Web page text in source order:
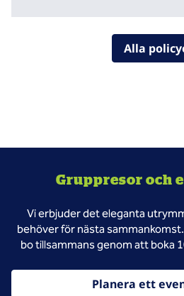
Alla
Gruppresor och
Vi erbjuder det eleganta
behöver för nästa
bo tillsammans genom att boka
Planera ett